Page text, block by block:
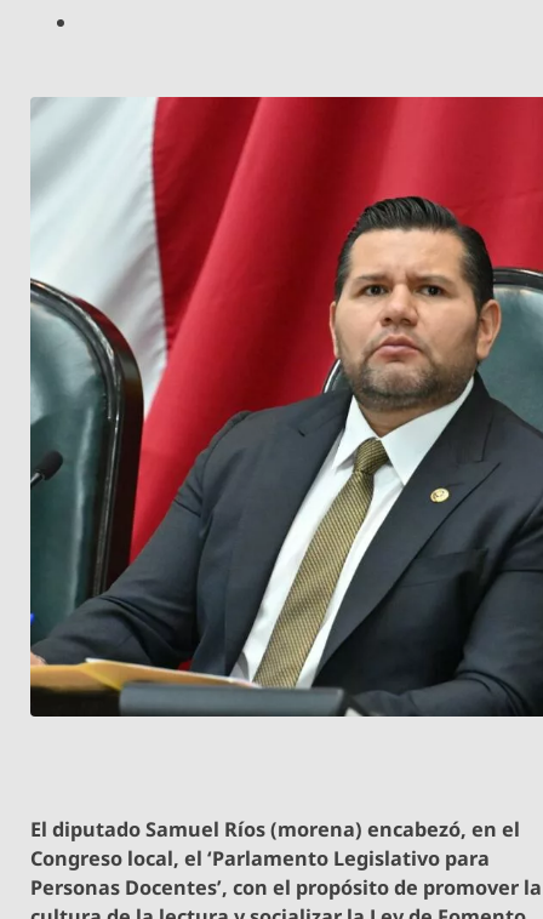
El diputado Samuel Ríos (morena) encabezó, en el
Congreso local, el ‘Parlamento Legislativo para
Personas Docentes’, con el propósito de promover la